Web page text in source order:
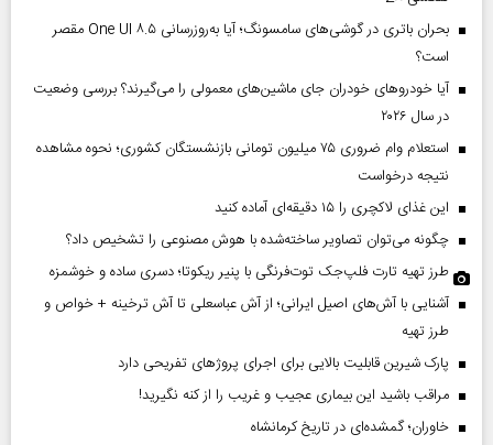
بحران باتری در گوشی‌های سامسونگ؛ آیا به‌روزرسانی One UI ۸.۵ مقصر
است؟
آیا خودروهای خودران جای ماشین‌های معمولی را می‌گیرند؟ بررسی وضعیت
در سال ۲۰۲۶
استعلام وام ضروری ۷۵ میلیون تومانی بازنشستگان کشوری؛ نحوه مشاهده
نتیجه درخواست
این غذای لاکچری را ۱۵ دقیقه‌ای آماده کنید
چگونه می‌توان تصاویر ساخته‌شده با هوش مصنوعی را تشخیص داد؟
طرز تهیه تارت فلپ‌جک توت‌فرنگی با پنیر ریکوتا؛ دسری ساده و خوشمزه
آشنایی با آش‌های اصیل ایرانی؛ از آش عباسعلی تا آش ترخینه + خواص و
طرز تهیه
پارک شیرین قابلیت‌ بالایی برای اجرای پروژهای تفریحی دارد
مراقب باشید این بیماری عجیب و غریب را از کنه نگیرید!
خاوران؛ گمشده‌ای در تاریخ کرمانشاه